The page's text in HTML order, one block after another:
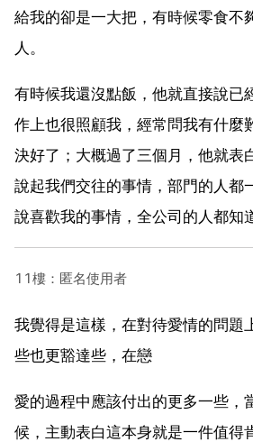
給我的卻是一大把，有時候零食不
人。
有時候我還沒點飯，他就直接說已
作上也很照顧我，經常問我有什麼
決好了；大概過了三個月，他就表
說起我們交往的事情，部門的人都
說喜歡我的事情，全公司的人都知
11樓：匿名使用者
我覺得是這樣，在對待愛情的問題
些也更豁達些，在戀
愛的過程中應該付出的更多一些，
候，主動表白這本身就是一件值得